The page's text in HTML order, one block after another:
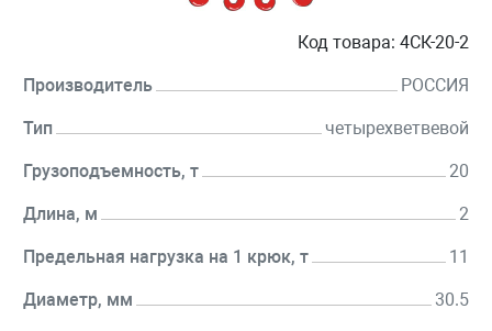
Код товара: 4СК-20-2
Производитель РОССИЯ
Тип четырехветвевой
Грузоподъемность, т 20
Длина, м 2
Предельная нагрузка на 1 крюк, т 11
Диаметр, мм 30.5